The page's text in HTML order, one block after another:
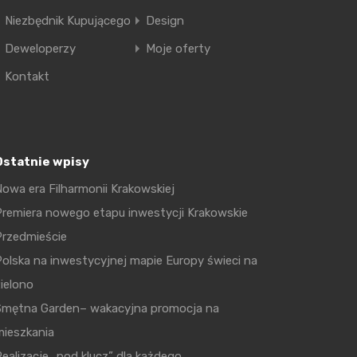
Niezbędnik Kupującego
Design
Deweloperzy
Moje oferty
Kontakt
wpisy
era Filharmonii Krakowskiej
nowego etapu inwestycji Krakowskie
na inwestycyjnej mapie Europy świeci na
Garden– wakacyjna promocja na